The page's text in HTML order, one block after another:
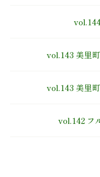
vol.143 美里
vol.143 美里
vol.142 フ